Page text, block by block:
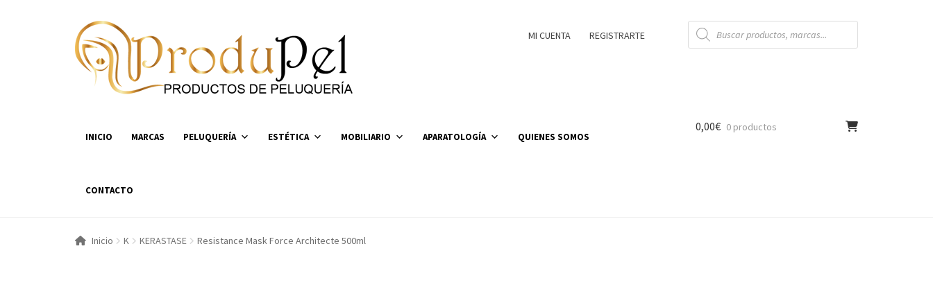
Ir
a
la
navegación
Ir
al
contenido
MI CUENTA REGISTRARTE
Búsqueda
de
productos
INICIO MARCAS PELUQUERÍA ESTÉTICA MOBILIARIO APARATOLOGÍA QUIENES SOMOS
CONTACTO
0,00€ 0 productos
Inicio K KERASTASE Resistance Mask Force Architecte 500ml